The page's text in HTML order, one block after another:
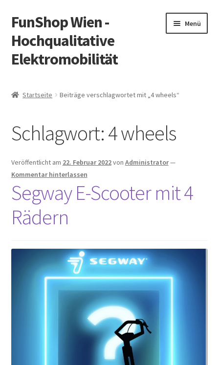
Zur
Navigation
springen
Zum
Inhalt
springen
FunShop Wien -
Hochqualitative
Elektromobilität
Menü
Vorsicht Internetbetrug
Über FunShop
Impressum
Zum Onlineshop in der Web Version
Startseite Beiträge verschlagwortet mit „4 wheels“
Schlagwort:4 wheels
Veröffentlicht am 22. Februar 2022von Administrator—
Kommentar hinterlassen
Segway E-Scooter mit 4
Rädern